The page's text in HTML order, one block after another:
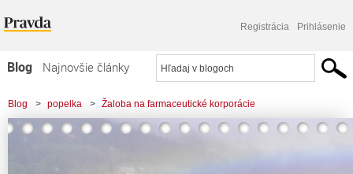
Registrácia Prihlásenie
Blog
Najnovšie články
Najčítanejšie články
Najkomentovanejšie články
Blog > popelka > Žaloba na farmaceutické korporácie